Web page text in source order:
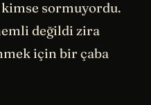
sormuyordu.
değildi zira
için bir çaba